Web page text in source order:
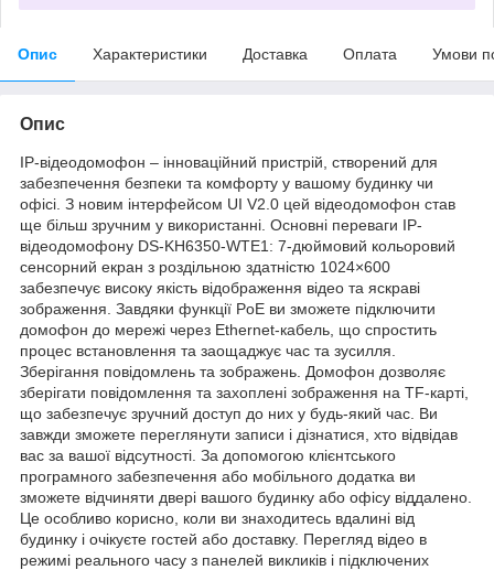
Опис Характеристики Доставка Оплата Умови
Опис
IP-відеодомофон – інноваційний пристрій, створений для
забезпечення безпеки та комфорту у вашому будинку чи
офісі. З новим інтерфейсом UI V2.0 цей відеодомофон став
ще більш зручним у використанні. Основні переваги IP-
відеодомофону DS-KH6350-WTE1: 7-дюймовий кольоровий
сенсорний екран з роздільною здатністю 1024×600
забезпечує високу якість відображення відео та яскраві
зображення. Завдяки функції PoE ви зможете підключити
домофон до мережі через Ethernet-кабель, що спростить
процес встановлення та заощаджує час та зусилля.
Зберігання повідомлень та зображень. Домофон дозволяє
зберігати повідомлення та захоплені зображення на TF-карті,
що забезпечує зручний доступ до них у будь-який час. Ви
завжди зможете переглянути записи і дізнатися, хто відвідав
вас за вашої відсутності. За допомогою клієнтського
програмного забезпечення або мобільного додатка ви
зможете відчиняти двері вашого будинку або офісу віддалено.
Це особливо корисно, коли ви знаходитесь вдалині від
будинку і очікуєте гостей або доставку. Перегляд відео в
режимі реального часу з панелей викликів і підключених